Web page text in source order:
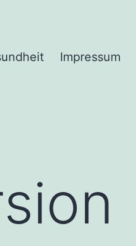
Impressum